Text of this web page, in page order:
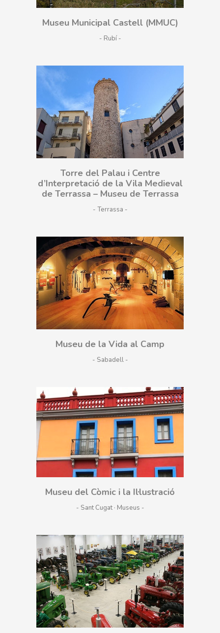
Museu Municipal Castell (MMUC)
- Rubí
Torre del Palau i Centre
d’Interpretació de la Vila Medieval
de Terrassa – Museu de Terrassa
- Terrassa
Museu de la Vida al Camp
- Sabadell
Museu del Còmic i la Il·lustració
- Sant Cugat · Museus